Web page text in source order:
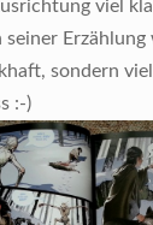
viel
seiner Erzählung
sondern
:-)